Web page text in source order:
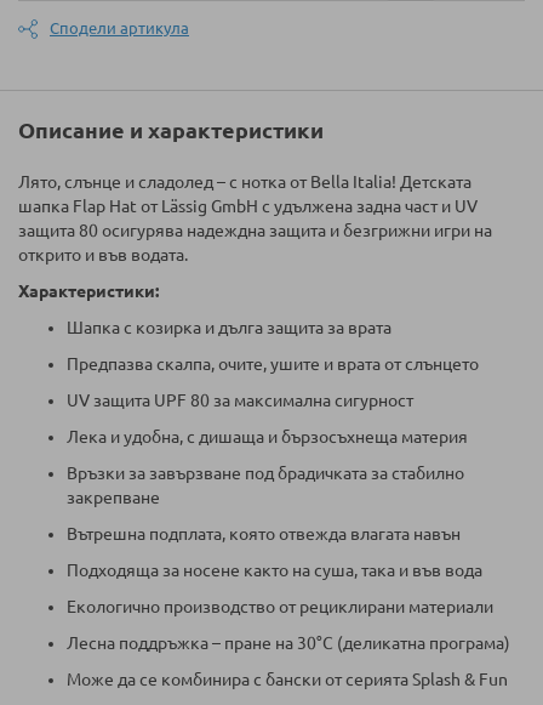
Сподели артикула
Описание и характеристики
Лято, слънце и сладолед – с нотка от Bella Italia! Детската
шапка Flap Hat от Lässig GmbH с удължена задна част и UV
защита 80 осигурява надеждна защита и безгрижни игри на
открито и във водата.
Характеристики:
Шапка с козирка и дълга защита за врата
Предпазва скалпа, очите, ушите и врата от слънцето
UV защита UPF 80 за максимална сигурност
Лека и удобна, с дишаща и бързосъхнеща материя
Връзки за завързване под брадичката за стабилно
закрепване
Вътрешна подплата, която отвежда влагата навън
Подходяща за носене както на суша, така и във вода
Екологично производство от рециклирани материали
Лесна поддръжка – пране на 30°C (деликатна програма)
Може да се комбинира с бански от серията Splash & Fun